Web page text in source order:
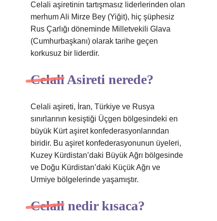
Celali aşiretinin tartışmasız liderlerinden olan
merhum Ali Mirze Bey (Yiğit), hiç şüphesiz
Rus Çarlığı döneminde Milletvekili Glava
(Cumhurbaşkanı) olarak tarihe geçen
korkusuz bir liderdir.
Celali Asireti nerede?
Celali aşireti, İran, Türkiye ve Rusya
sınırlarının kesiştiği Üçgen bölgesindeki en
büyük Kürt aşiret konfederasyonlarından
biridir. Bu aşiret konfederasyonunun üyeleri,
Kuzey Kürdistan’daki Büyük Ağrı bölgesinde
ve Doğu Kürdistan’daki Küçük Ağrı ve
Urmiye bölgelerinde yaşamıştır.
Celali nedir kısaca?